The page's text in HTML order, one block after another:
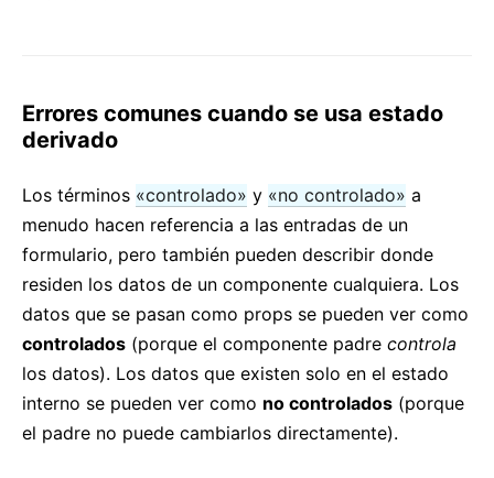
Errores comunes cuando se usa estado
derivado
Los términos «controlado» y «no controlado» a
menudo hacen referencia a las entradas de un
formulario, pero también pueden describir donde
residen los datos de un componente cualquiera. Los
datos que se pasan como props se pueden ver como
controlados (porque el componente padre controla
los datos). Los datos que existen solo en el estado
interno se pueden ver como no controlados (porque
el padre no puede cambiarlos directamente).